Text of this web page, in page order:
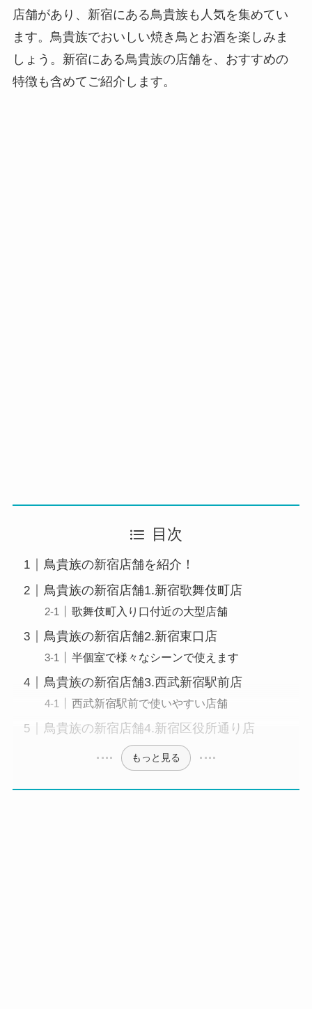
店舗があり、新宿にある鳥貴族も人気を集めてい
ます。鳥貴族でおいしい焼き鳥とお酒を楽しみま
しょう。新宿にある鳥貴族の店舗を、おすすめの
特徴も含めてご紹介します。
目次
鳥貴族の新宿店舗を紹介！
鳥貴族の新宿店舗1.新宿歌舞伎町店
歌舞伎町入り口付近の大型店舗
鳥貴族の新宿店舗2.新宿東口店
半個室で様々なシーンで使えます
鳥貴族の新宿店舗3.西武新宿駅前店
西武新宿駅前で使いやすい店舗
鳥貴族の新宿店舗4.新宿区役所通り店
もっと見る